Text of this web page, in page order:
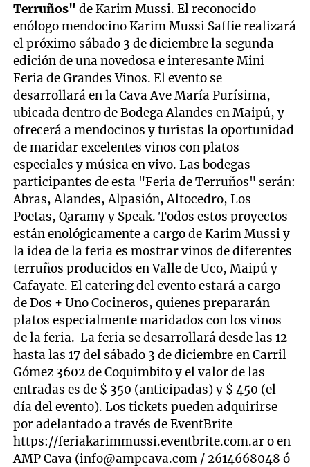
Terruños"de Karim Mussi. El reconocido
enólogo mendocino Karim Mussi Saffie realizará
el próximo sábado 3 de diciembre la segunda
edición de una novedosa e interesante Mini
Feria de Grandes Vinos. El evento se
desarrollará en la Cava Ave María Purísima,
ubicada dentro de Bodega Alandes en Maipú, y
ofrecerá a mendocinos y turistas la oportunidad
de maridar excelentes vinos con platos
especiales y música en vivo. Las bodegas
participantes de esta "Feria de Terruños" serán:
Abras, Alandes, Alpasión, Altocedro, Los
Poetas, Qaramy y Speak. Todos estos proyectos
están enológicamente a cargo de Karim Mussi y
la idea de la feria es mostrar vinos de diferentes
terruños producidos en Valle de Uco, Maipú y
Cafayate. El catering del evento estará a cargo
de Dos + Uno Cocineros, quienes prepararán
platos especialmente maridados con los vinos
de la feria. La feria se desarrollará desde las 12
hasta las 17 del sábado 3 de diciembre en Carril
Gómez 3602 de Coquimbito y el valor de las
entradas es de $ 350 (anticipadas) y $ 450 (el
día del evento). Los tickets pueden adquirirse
por adelantado a través de EventBrite
https://feriakarimmussi.eventbrite.com.ar o en
AMP Cava (info@ampcava.com / 2614668048 ó